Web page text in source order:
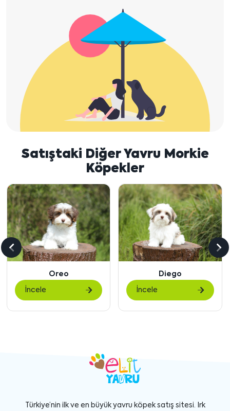
Satıştaki Diğer Yavru Morkie
Köpekler
Diego
İncele
Gigi
İncele
Önceki
göster
Türkiye’nin ilk ve en büyük yavru köpek satış sitesi. Irk